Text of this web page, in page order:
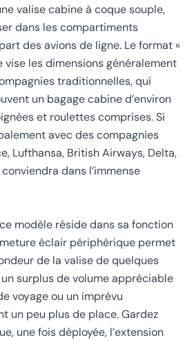
valise cabine à coque souple,
dans les compartiments
des avions de ligne. Le format «
les dimensions généralement
traditionnelles, qui
un bagage cabine d’environ
et roulettes comprises. Si
avec des compagnies
Lufthansa, British Airways, Delta,
dans l’immense
modèle réside dans sa fonction
éclair périphérique permet
de la valise de quelques
surplus de volume appréciable
voyage ou un imprévu
un peu plus de place. Gardez
une fois déployée, l’extension